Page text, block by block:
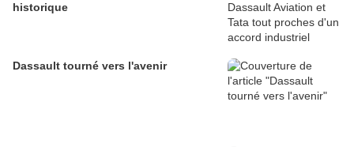
historique
Dassault tourné vers l'avenir